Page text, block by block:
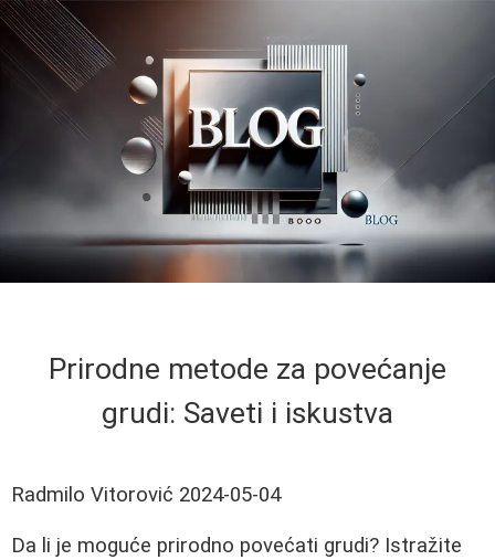
Prirodne metode za povećanje
grudi: Saveti i iskustva
Radmilo Vitorović 2024-05-04
Da li je moguće prirodno povećati grudi? Istražite